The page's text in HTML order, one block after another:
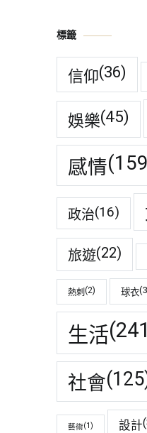
標籤
信仰(36)
娛樂(45)
感情
政治(16)
旅遊(22)
熱刺 (2) 球衣
生活
社會
藝術(1) 設計